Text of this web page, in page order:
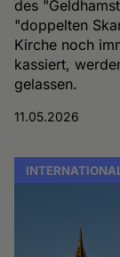
des
"doppelten
Kirche noch
kassiert,
gelassen.
11.05.2026